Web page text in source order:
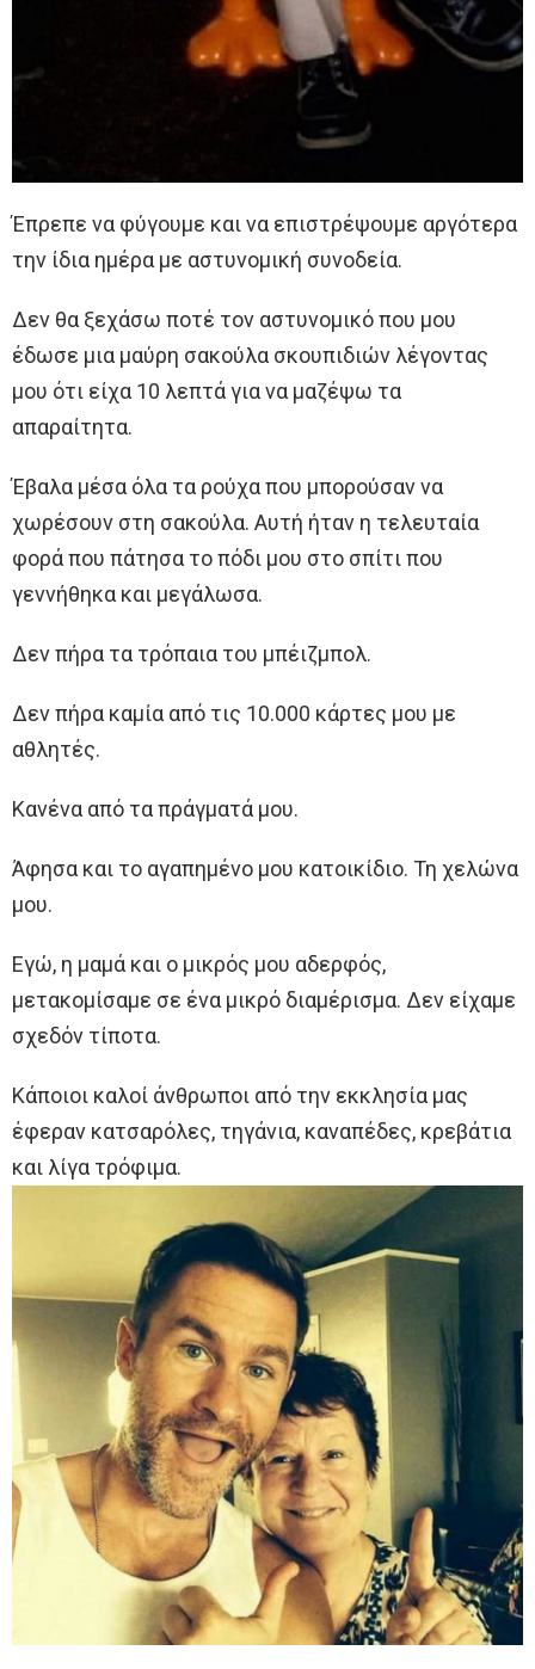
Έπρεπε να φύγουμε και να επιστρέψουμε αργότερα
την ίδια ημέρα με αστυνομική συνοδεία.
Δεν θα ξεχάσω ποτέ τον αστυνομικό που μου
έδωσε μια μαύρη σακούλα σκουπιδιών λέγοντας
μου ότι είχα 10 λεπτά για να μαζέψω τα
απαραίτητα.
Έβαλα μέσα όλα τα ρούχα που μπορούσαν να
χωρέσουν στη σακούλα. Αυτή ήταν η τελευταία
φορά που πάτησα το πόδι μου στο σπίτι που
γεννήθηκα και μεγάλωσα.
Δεν πήρα τα τρόπαια του μπέιζμπολ.
Δεν πήρα καμία από τις 10.000 κάρτες μου με
αθλητές.
Κανένα από τα πράγματά μου.
Άφησα και το αγαπημένο μου κατοικίδιο. Τη χελώνα
μου.
Εγώ, η μαμά και ο μικρός μου αδερφός,
μετακομίσαμε σε ένα μικρό διαμέρισμα. Δεν είχαμε
σχεδόν τίποτα.
Κάποιοι καλοί άνθρωποι από την εκκλησία μας
έφεραν κατσαρόλες, τηγάνια, καναπέδες, κρεβάτια
και λίγα τρόφιμα.